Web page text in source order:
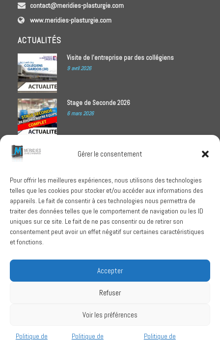
Gérer le consentement
Pour offrir les meilleures expériences, nous utilisons des technologies
telles que les cookies pour stocker et/ou accéder aux informations des
appareils. Le fait de consentir à ces technologies nous permettra de
traiter des données telles que le comportement de navigation ou les ID
uniques sur ce site. Le fait de ne pas consentir ou de retirer son
consentement peut avoir un effet négatif sur certaines caractéristiques
et fonctions.
Accepter
Refuser
Voir les préférences
Politique de Politique de Politique de
contact@meridies-plasturgie.com
www.meridies-plasturgie.com
ACTUALITÉS
Visite de l’entreprise par des collégiens
9 avril 2026
Stage de Seconde 2026
6 mars 2026
1 octobre 2025
RECHERCHER
SUIVEZ-NOUS
Conditions Générales de Vente
Politique de confidentialité Mentions légales